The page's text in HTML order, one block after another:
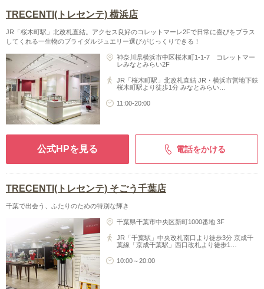
TRECENTI(トレセンテ) 横浜店
JR「桜木町駅」北改札直結。アクセス良好のコレットマーレ2Fで日常に喜びをプラス
してくれる一生物のブライダルジュエリー選びがじっくりできる！
神奈川県横浜市中区桜木町1-1-7 コレットマー
レみなとみらい2F
JR「桜木町駅」北改札直結 JR・横浜市営地下鉄
桜木町駅より徒歩1分 みなとみらい…
11:00-20:00
公式HPを見る 電話をかける
TRECENTI(トレセンテ) そごう千葉店
千葉で出会う、ふたりのための特別な輝き
千葉県千葉市中央区新町1000番地 3F
JR「千葉駅」中央改札南口より徒歩3分 京成千
葉線「京成千葉駅」西口改札より徒歩1…
10:00～20:00